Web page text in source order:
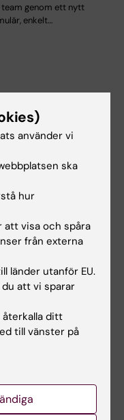
team genom ett nytt
enkelt…
2026
i
av spam via
nu förekommer flera
riktade mot
använder vi
ska
hur
att visa och spåra
från externa
länder utanför EU.
att vi sparar
återkalla ditt
till vänster på